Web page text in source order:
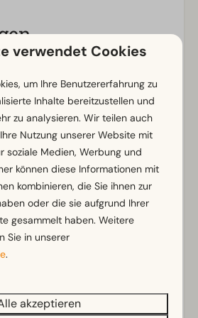
der Nähe der Ferienunterkunft
1
1
1
21
Zeig mehr ↓
verwendet Cookies
um Ihre Benutzererfahrung zu
Inhalte bereitzustellen und
zu analysieren. Wir teilen auch
Nutzung unserer Website mit
soziale Medien, Werbung und
können diese Informationen mit
kombinieren, die Sie ihnen zur
oder die sie aufgrund Ihrer
gesammelt haben. Weitere
Sie in unserer
.
akzeptieren